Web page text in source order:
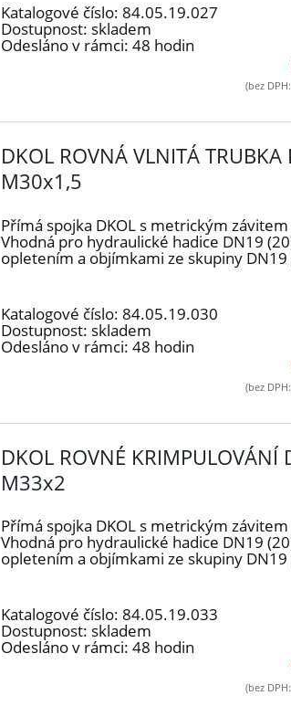
Katalogové číslo: 84.05.19.027
Dostupnost: skladem
Odesláno v rámci: 48 hodin
(bez DPH:
DKOL ROVNÁ VLNITÁ
M30x1,5
Přímá spojka DKOL s metrickým
Vhodná pro hydraulické hadice DN19
opletením a objímkami ze skupiny DN19
Katalogové číslo: 84.05.19.030
Dostupnost: skladem
Odesláno v rámci: 48 hodin
(bez DPH:
DKOL ROVNÉ
M33x2
Přímá spojka DKOL s metrickým
Vhodná pro hydraulické hadice DN19
opletením a objímkami ze skupiny DN19
Katalogové číslo: 84.05.19.033
Dostupnost: skladem
Odesláno v rámci: 48 hodin
(bez DPH: